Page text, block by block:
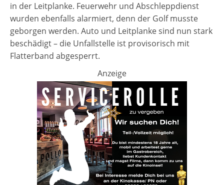
in der Leitplanke. Feuerwehr und Abschleppdienst
wurden ebenfalls alarmiert, denn der Golf musste
geborgen werden. Auto und Leitplanke sind nun stark
beschädigt – die Unfallstelle ist provisorisch mit
Flatterband abgesperrt.
Anzeige